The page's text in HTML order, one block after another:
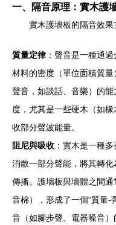
一、隔音原理：實木護
實木護墻板的隔音效果
質量定律：聲音是一種通過
材料的密度（單位面積質
聲音，如談話、音樂）的
度，尤其是一些硬木（如
收部分聲波能量。
阻尼與吸收 ：實木是一種
消散一部分聲能，將其轉
傳播。護墻板與墻體之間
音棉），形成了一個“質量-
音（如腳步聲、電器噪音）